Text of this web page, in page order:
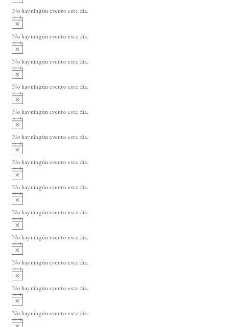
o
v
i
o
No hay ningún evento este día.
A
v
i
o
No hay ningún evento este día.
A
v
i
o
No hay ningún evento este día.
A
v
i
o
No hay ningún evento este día.
A
v
i
o
No hay ningún evento este día.
A
v
i
o
No hay ningún evento este día.
A
v
i
o
No hay ningún evento este día.
A
v
i
o
No hay ningún evento este día.
A
v
i
o
No hay ningún evento este día.
A
v
i
o
No hay ningún evento este día.
A
v
i
o
No hay ningún evento este día.
A
v
i
o
No hay ningún evento este día.
A
v
i
No hay ningún evento este día.
A